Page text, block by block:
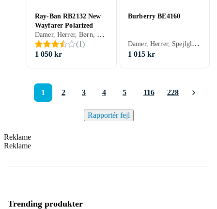
Ray-Ban RB2132 New
Wayfarer Polarized
Damer, Herrer, Børn, Spejlglas, Polariserede, Gradient, Receptklar, Wayfarer, Klassisk
(1)
1 050 kr
Burberry BE4160
Damer, Herrer, Spejlglas, Gradient
1 015 kr
1 2 3 4 5 116 228
Rapportér fejl
Reklame
Reklame
Trending produkter